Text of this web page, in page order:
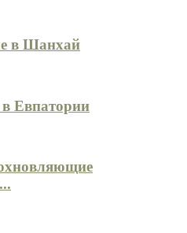
в Шанхай
Евпатории